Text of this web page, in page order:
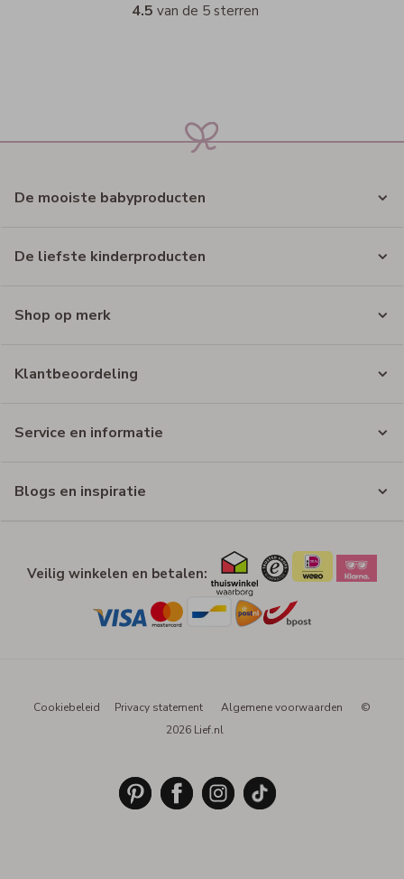
4.5 van de 5 sterren
De mooiste babyproducten
De liefste kinderproducten
Shop op merk
Klantbeoordeling
Service en informatie
Blogs en inspiratie
Veilig winkelen en betalen:
Cookiebeleid Privacy statement Algemene voorwaarden
©
2026 Lief.nl